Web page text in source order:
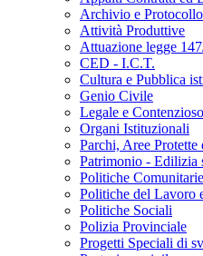
Archivio e Protocollo
Attività Produttive
Attuazione legge
CED - I.C.T.
Cultura e Pubblica
Genio Civile
Legale e Contenzioso
Organi Istituzionali
Parchi, Aree
Patrimonio - Edilizia
Politiche Comunitarie
Politiche del Lavoro
Politiche Sociali
Polizia Provinciale
Progetti Speciali di